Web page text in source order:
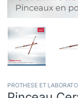
PROTHESE ET